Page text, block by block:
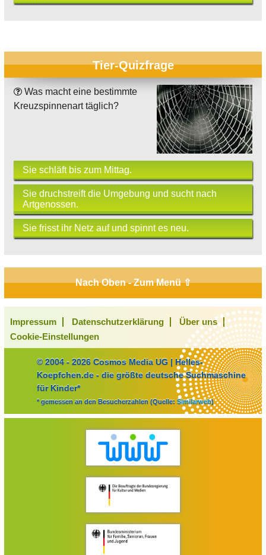
Tier-Quizfrage
Was macht eine bestimmte
Kreuzspinnenart täglich?
Sie schläft bis zum Mittag.
Sie druchstreift die Umgebung und sucht nach
Artgenossen.
Sie frisst ihr Netz auf und spinnt es neu.
Nach Oben - Zum Menü ⇧
Impressum Datenschutzerklärung
Über uns
Cookie-Einstellungen
© 2004 - 2026 Cosmos Media UG | Helles-
Koepfchen.de - die größte deutsche Suchmaschine
für Kinder*
* gemessen an den Besucherzahlen (Quelle: Similarweb)